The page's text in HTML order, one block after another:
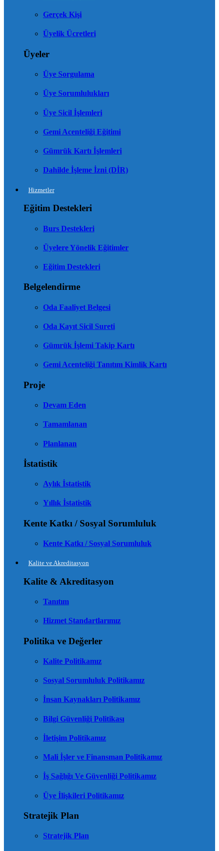
Gerçek Kişi
Üyelik Ücretleri
Üyeler
Üye Sorgulama
Üye Sorumlulukları
Üye Sicil İşlemleri
Gemi Acenteliği Eğitimi
Gümrük Kartı İşlemleri
Dahilde İşleme İzni (DİR)
Hizmetler
Eğitim Destekleri
Burs Destekleri
Üyelere Yönelik Eğitimler
Eğitim Destekleri
Belgelendirme
Oda Faaliyet Belgesi
Oda Kayıt Sicil Sureti
Gümrük İşlemi Takip Kartı
Gemi Acenteliği Tanıtım Kimlik Kartı
Proje
Devam Eden
Tamamlanan
Planlanan
İstatistik
Aylık İstatistik
Yıllık İstatistik
Kente Katkı / Sosyal Sorumluluk
Kente Katkı / Sosyal Sorumluluk
Kalite ve Akreditasyon
Kalite & Akreditasyon
Tanıtım
Hizmet Standartlarımız
Politika ve Değerler
Kalite Politikamız
Sosyal Sorumluluk Politikamız
İnsan Kaynakları Politikamız
Bilgi Güvenliği Politikası
İletişim Politikamız
Mali İşler ve Finansman Politikamız
İş Sağlığı Ve Güvenliği Politikamız
Üye İlişkileri Politikamız
Stratejik Plan
Stratejik Plan